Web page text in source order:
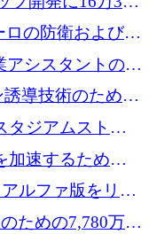
ロの防衛および二
を立ち上げる
アシスタントの拡
導技術のために
タジアムストリ
加速するために
ユーロを確保
ルファ版をリリ
ド資金を確保
ための7,780万ユ